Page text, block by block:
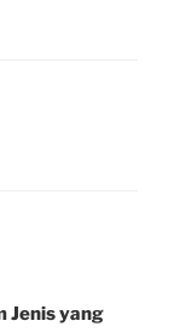
Jenis yang